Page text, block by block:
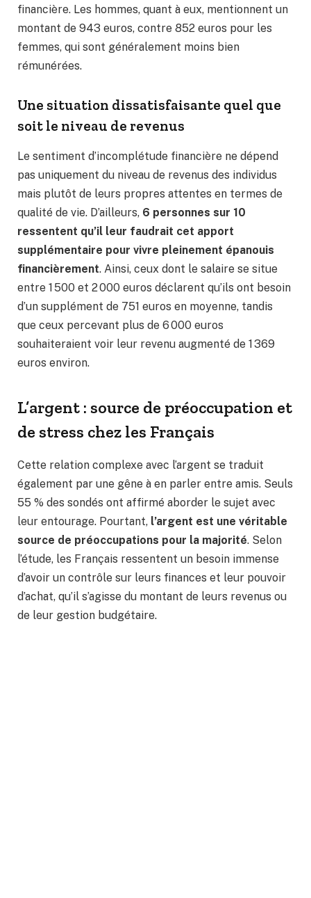
financière. Les hommes, quant à eux, mentionnent un
montant de 943 euros, contre 852 euros pour les
femmes, qui sont généralement moins bien
rémunérées.
Une situation dissatisfaisante quel que
soit le niveau de revenus
Le sentiment d’incomplétude financière ne dépend
pas uniquement du niveau de revenus des individus
mais plutôt de leurs propres attentes en termes de
qualité de vie. D’ailleurs, 6 personnes sur 10
ressentent qu’il leur faudrait cet apport
supplémentaire pour vivre pleinement épanouis
financièrement. Ainsi, ceux dont le salaire se situe
entre 1 500 et 2 000 euros déclarent qu’ils ont besoin
d’un supplément de 751 euros en moyenne, tandis
que ceux percevant plus de 6 000 euros
souhaiteraient voir leur revenu augmenté de 1 369
euros environ.
L’argent : source de préoccupation et
de stress chez les Français
Cette relation complexe avec l’argent se traduit
également par une gêne à en parler entre amis. Seuls
55 % des sondés ont affirmé aborder le sujet avec
leur entourage. Pourtant, l’argent est une véritable
source de préoccupations pour la majorité. Selon
l’étude, les Français ressentent un besoin immense
d’avoir un contrôle sur leurs finances et leur pouvoir
d’achat, qu’il s’agisse du montant de leurs revenus ou
de leur gestion budgétaire.